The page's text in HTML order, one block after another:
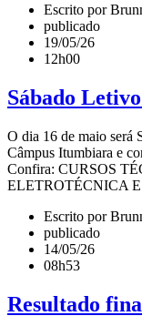
Escrito por
publicado
19/05/26
12h00
Sábado
O dia 16 de maio será
Câmpus Itumbiara e
Confira: CURSOS
ELETROTÉCNICA
Escrito por
publicado
14/05/26
08h53
Resultado